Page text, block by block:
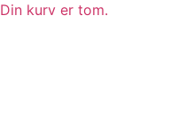
Din kurv er tom.